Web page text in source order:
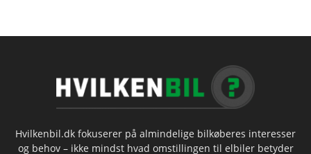
Hvilkenbil.dk fokuserer på almindelige bilkøberes interesser
og behov – ikke mindst hvad omstillingen til elbiler betyder